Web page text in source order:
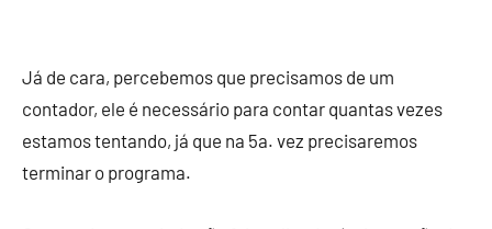
Já de cara, percebemos que precisamos de um
contador, ele é necessário para contar quantas vezes
estamos tentando, já que na 5a. vez precisaremos
terminar o programa.